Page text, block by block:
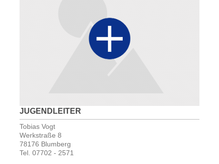
JUGENDLEITER
Tobias Vogt
Werkstraße 8
78176 Blumberg
Tel. 07702 - 2571